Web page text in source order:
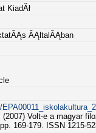
KiadĂł
ĂĄltalĂĄban
Volt-e a magyar
169-179. ISSN 1215-